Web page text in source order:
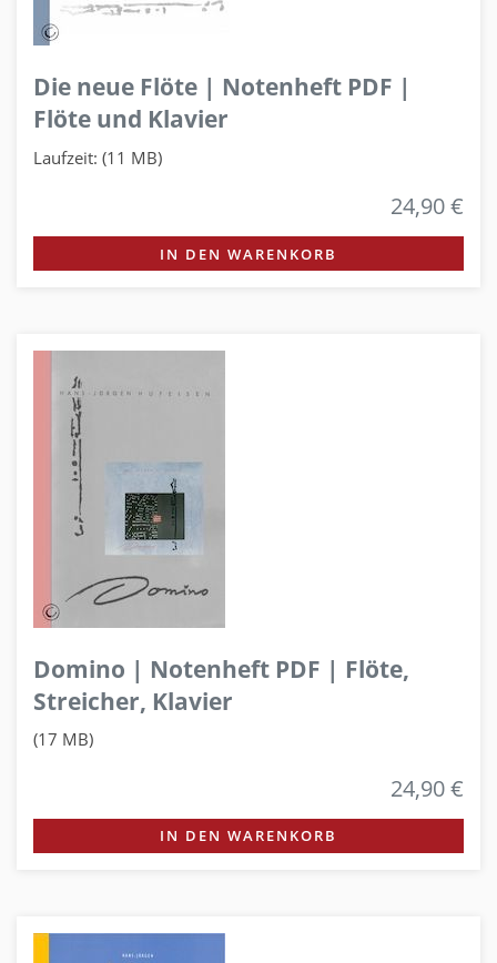
Die neue Flöte | Notenheft PDF |
Flöte und Klavier
Laufzeit: (11 MB)
24,90 €
IN DEN WARENKORB
Domino | Notenheft PDF | Flöte,
Streicher, Klavier
(17 MB)
24,90 €
IN DEN WARENKORB